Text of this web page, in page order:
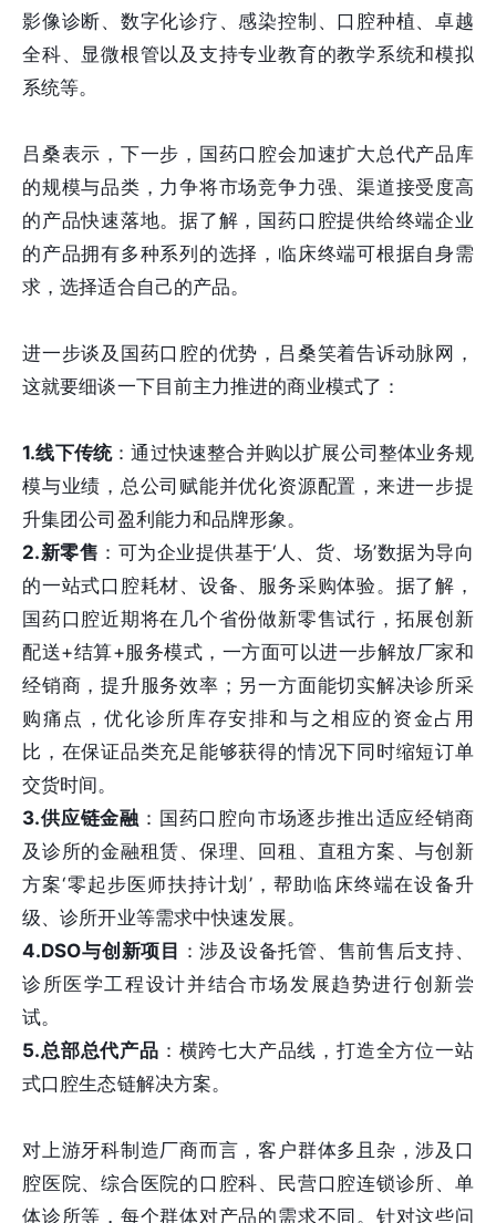
影像诊断、数字化诊疗、感染控制、口腔种植、卓越
全科、显微根管以及支持专业教育的教学系统和模拟
系统等。
吕桑表示，下一步，国药口腔会加速扩大总代产品库
的规模与品类，力争将市场竞争力强、渠道接受度高
的产品快速落地。据了解，国药口腔提供给终端企业
的产品拥有多种系列的选择，临床终端可根据自身需
求，选择适合自己的产品。
进一步谈及国药口腔的优势，吕桑笑着告诉动脉网，
这就要细谈一下目前主力推进的商业模式了：
1.线下传统：通过快速整合并购以扩展公司整体业务规
模与业绩，总公司赋能并优化资源配置，来进一步提
升集团公司盈利能力和品牌形象。
2.新零售 ：可为企业提供基于‘人、货、场’数据为导向
的一站式口腔耗材、设备、服务采购体验。据了解，
国药口腔近期将在几个省份做新零售试行，拓展创新
配送+结算+服务模式，一方面可以进一步解放厂家和
经销商，提升服务效率；另一方面能切实解决诊所采
购痛点，优化诊所库存安排和与之相应的资金占用
比，在保证品类充足能够获得的情况下同时缩短订单
交货时间。
3.供应链金融 ：国药口腔向市场逐步推出适应经销商
及诊所的金融租赁、保理、回租、直租方案、与创新
方案‘零起步医师扶持计划’，帮助临床终端在设备升
级、诊所开业等需求中快速发展。
4.DSO与创新项目 ：涉及设备托管、售前售后支持、
诊所医学工程设计并结合市场发展趋势进行创新尝
试。
5.总部总代产品 ：横跨七大产品线，打造全方位一站
式口腔生态链解决方案。
对上游牙科制造厂商而言，客户群体多且杂，涉及口
腔医院、综合医院的口腔科、民营口腔连锁诊所、单
体诊所等，每个群体对产品的需求不同。针对这些问